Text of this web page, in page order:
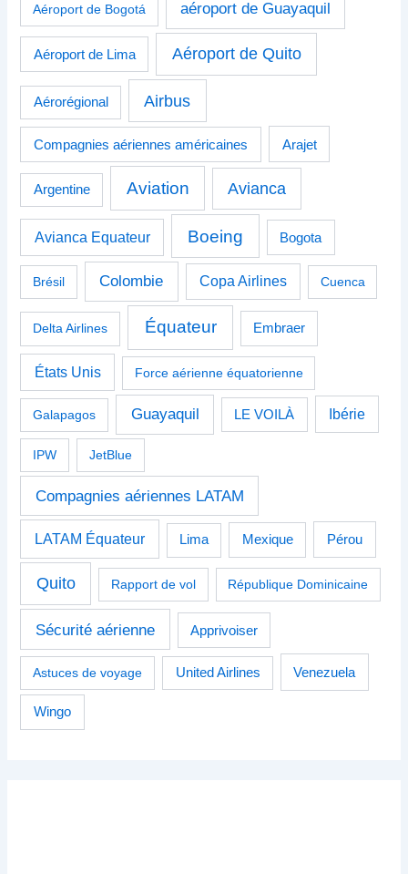
Aéroport de Bogotá aéroport de Guayaquil
Aéroport de Lima Aéroport de Quito
Aérorégional Airbus
Compagnies aériennes américaines Arajet
Argentine Aviation Avianca
Avianca Equateur Boeing Bogota
Brésil Colombie Copa Airlines Cuenca
Delta Airlines Équateur Embraer
États Unis Force aérienne équatorienne
Galapagos Guayaquil LE VOILÀ Ibérie
IPW JetBlue
Compagnies aériennes LATAM
LATAM Équateur Lima Mexique Pérou
Quito Rapport de vol République Dominicaine
Sécurité aérienne Apprivoiser
Astuces de voyage United Airlines Venezuela
Wingo